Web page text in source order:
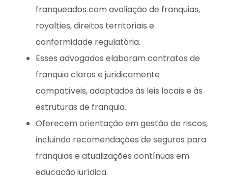
franqueados com avaliação de franquias,
royalties, direitos territoriais e
conformidade regulatória.
Esses advogados elaboram contratos de
franquia claros e juridicamente
compatíveis, adaptados às leis locais e às
estruturas de franquia.
Oferecem orientação em gestão de riscos,
incluindo recomendações de seguros para
franquias e atualizações contínuas em
educação jurídica.